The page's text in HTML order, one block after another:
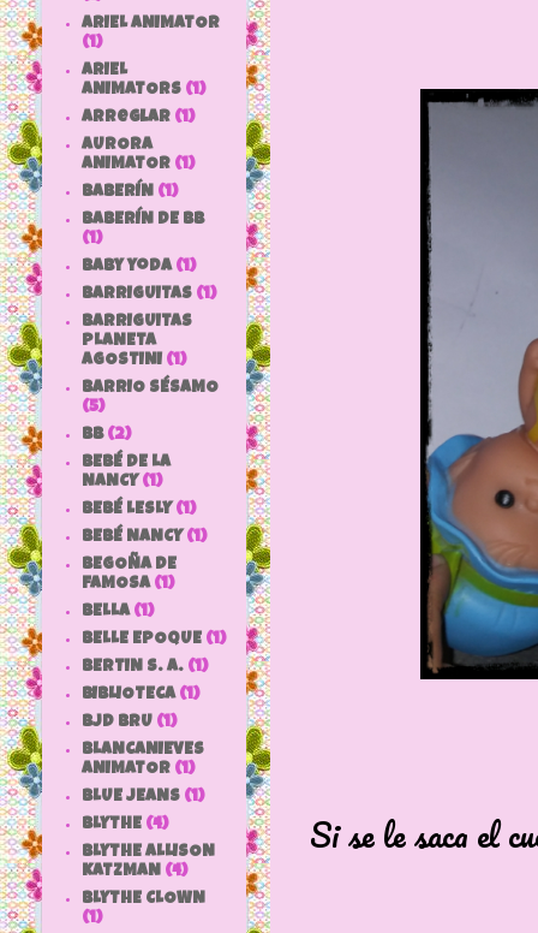
Si se le saca el
ARIEL ANIMATOR
(1)
ARIEL
ANIMATORS (1)
arreglar (1)
AURORA
ANIMATOR (1)
BABERÍN (1)
BABERÍN DE BB
(1)
baby yoda (1)
BARRIGUITAS (1)
BARRIGUITAS
PLANETA
AGOSTINI (1)
BARRIO SÉSAMO
(5)
bb (2)
BEBÉ DE LA
NANCY (1)
BEBÉ LESLY (1)
BEBÉ NANCY (1)
BEGOÑA DE
FAMOSA (1)
BELLA (1)
BELLE EPOQUE (1)
BERTIN S. A. (1)
BIBLIOTECA (1)
BJD BRU (1)
BLANCANIEVES
ANIMATOR (1)
BLUE JEANS (1)
BLYTHE (4)
BLYTHE ALLISON
KATZMAN (4)
BLYTHE CLOWN
(1)